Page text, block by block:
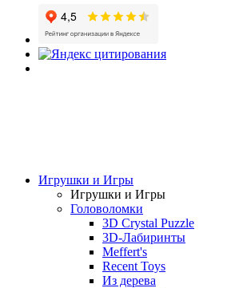
Игрушки и Игры
Игрушки и Игры
Головоломки
3D Crystal Puzzle
3D-Лабиринты
Meffert's
Recent Toys
Из дерева